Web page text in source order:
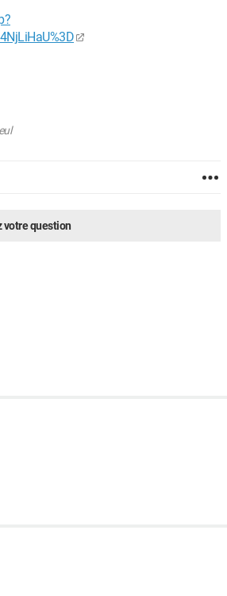
votre question